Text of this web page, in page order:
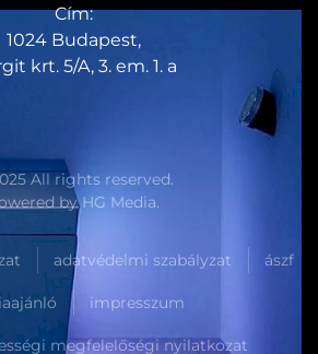
Cím:
1024 Budapest,
krt. 5/A, 3. em. 1. a
All rights reserved.
byHG Media.
adatvédelmi szabályzat ászf
impresszum
megfelelőségi nyilatkozat